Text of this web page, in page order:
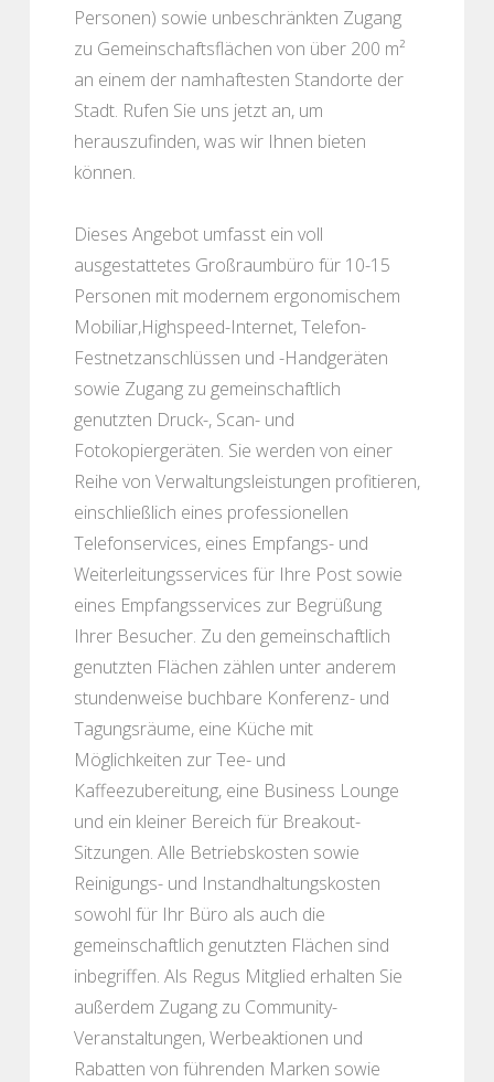
Personen) sowie unbeschränkten Zugang
zu Gemeinschaftsflächen von über 200 m²
an einem der namhaftesten Standorte der
Stadt. Rufen Sie uns jetzt an, um
herauszufinden, was wir Ihnen bieten
können.
Dieses Angebot umfasst ein voll
ausgestattetes Großraumbüro für 10-15
Personen mit modernem ergonomischem
Mobiliar,Highspeed-Internet, Telefon-
Festnetzanschlüssen und -Handgeräten
sowie Zugang zu gemeinschaftlich
genutzten Druck-, Scan- und
Fotokopiergeräten. Sie werden von einer
Reihe von Verwaltungsleistungen profitieren,
einschließlich eines professionellen
Telefonservices, eines Empfangs- und
Weiterleitungsservices für Ihre Post sowie
eines Empfangsservices zur Begrüßung
Ihrer Besucher. Zu den gemeinschaftlich
genutzten Flächen zählen unter anderem
stundenweise buchbare Konferenz- und
Tagungsräume, eine Küche mit
Möglichkeiten zur Tee- und
Kaffeezubereitung, eine Business Lounge
und ein kleiner Bereich für Breakout-
Sitzungen. Alle Betriebskosten sowie
Reinigungs- und Instandhaltungskosten
sowohl für Ihr Büro als auch die
gemeinschaftlich genutzten Flächen sind
inbegriffen. Als Regus Mitglied erhalten Sie
außerdem Zugang zu Community-
Veranstaltungen, Werbeaktionen und
Rabatten von führenden Marken sowie